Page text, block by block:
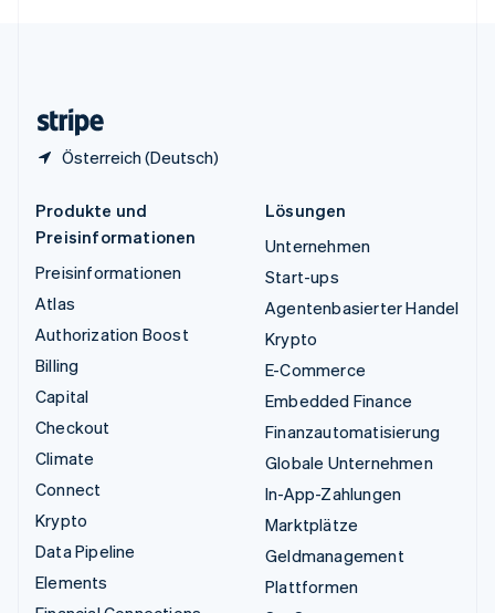
Österreich (Deutsch)
Produkte und
Preisinformationen
Preisinformationen
Atlas
Authorization Boost
Billing
Capital
Checkout
Climate
Connect
Krypto
Data Pipeline
Elements
Lösungen
Unternehmen
Start-ups
Agentenbasierter Handel
Krypto
E-Commerce
Embedded Finance
Finanzautomatisierung
Globale Unternehmen
In-App-Zahlungen
Marktplätze
Geldmanagement
Plattformen